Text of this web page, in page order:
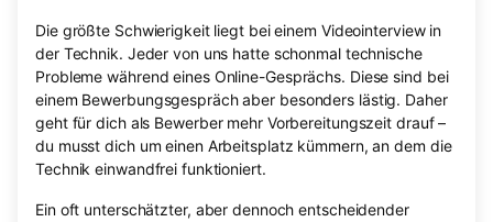
Die größte Schwierigkeit liegt bei einem Videointerview in
der Technik. Jeder von uns hatte schonmal technische
Probleme während eines Online-Gesprächs. Diese sind bei
einem Bewerbungsgespräch aber besonders lästig. Daher
geht für dich als Bewerber mehr Vorbereitungszeit drauf –
du musst dich um einen Arbeitsplatz kümmern, an dem die
Technik einwandfrei funktioniert.
Ein oft unterschätzter, aber dennoch entscheidender